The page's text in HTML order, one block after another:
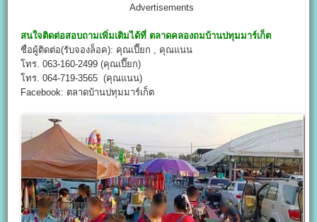
Advertisements
สนใจติดต่อสอบถามเพิ่มเติมได้ที่ ตลาดคลองถมบ้านปทุมมาร์เก็ต
ชื่อผู้ติดต่อ(รับจองล็อค): คุณเปี๊ยก , คุณแนน
โทร. 063-160-2499 (คุณเปี๊ยก)
โทร. 064-719-3565 (คุณแนน)
Facebook: ตลาดบ้านปทุมมาร์เก็ต